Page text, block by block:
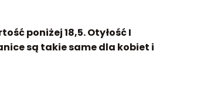
poniżej 18,5. Otyłość I
są takie same dla kobiet i